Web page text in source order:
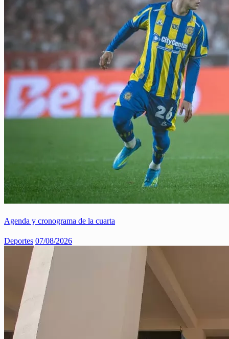
Agenda y cronograma de la cuarta
Deportes 07/08/2026